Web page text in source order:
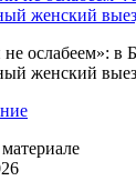
ослабеем»: в
женский